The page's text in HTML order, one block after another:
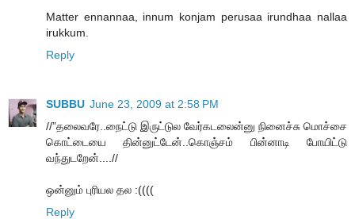
Matter ennannaa, innum konjam perusaa irundhaa nallaa
irukkum.
Reply
SUBBU June 23, 2009 at 2:58 PM
//”தலைவரே..நைட்டு இருட்டுல வேர்கடலைன்னு நினைச்சு மொச்சை
கொட்டையை தின்னுட்டேன்..கொஞ்சம் பின்னாடி போயிட்டு
வந்துடறேன்....//
ஒன்னும் புரியல தல :((((
Reply